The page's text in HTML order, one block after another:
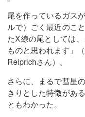
尾を作っているガス
ルで）ごく最近のこ
たX線の尾としては
ものと思われます」
Reiprichさん）。
さらに、まるで彗星
きりとした特徴があ
ともわかった。